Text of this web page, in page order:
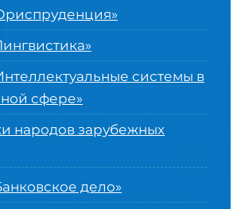
системы в
сфере»
народов зарубежных
дело»